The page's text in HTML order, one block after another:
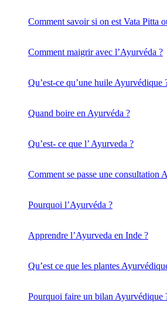
Comment savoir si on est Vata Pitta
Comment maigrir avec l’Ayurvéda ?
Qu’est-ce qu’une huile Ayurvédique
Quand boire en Ayurvéda ?
Qu’est- ce que l’ Ayurveda ?
Comment se passe une consultation
Pourquoi l’Ayurvéda ?
Apprendre l’Ayurveda en Inde ?
Qu’est ce que les plantes
Pourquoi faire un bilan Ayurvédique